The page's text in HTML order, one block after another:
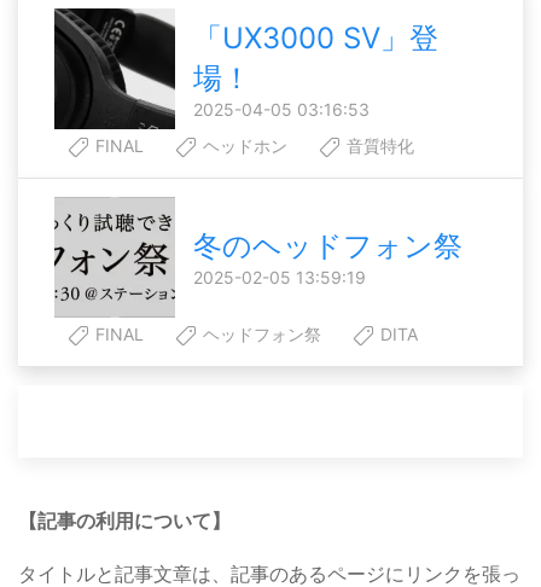
「UX3000 SV」登
場！
2025-04-05 03:16:53
FINAL
ヘッドホン 音質特化
冬のヘッドフォン祭
2025-02-05 13:59:19
FINAL ヘッドフォン祭 DITA
【記事の利用について】
タイトルと記事文章は、記事のあるページにリンクを張っ